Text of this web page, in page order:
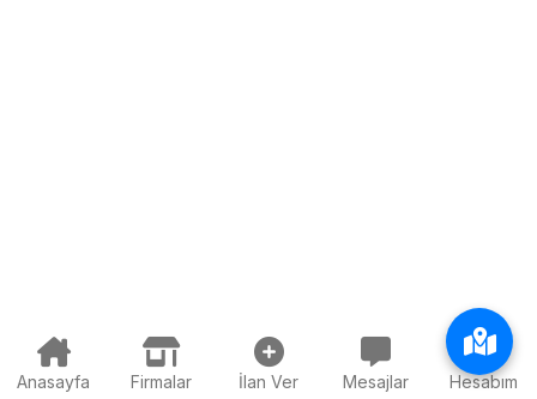
Anasayfa Firmalar İlan Ver Mesajlar Hesabım